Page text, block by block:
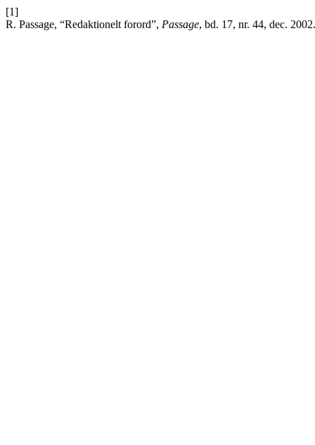
[1]
R. Passage, “Redaktionelt forord”, Passage, bd. 17, nr. 44, dec. 2002.